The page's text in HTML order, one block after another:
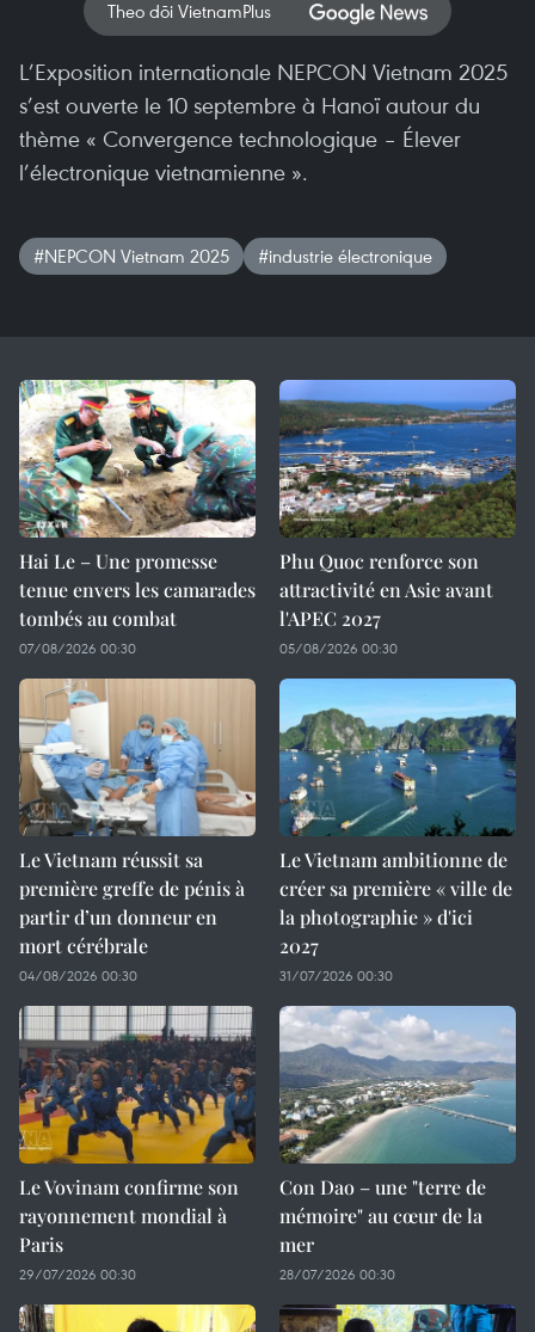
Theo dõi VietnamPlus
L’Exposition internationale NEPCON Vietnam 2025
s’est ouverte le 10 septembre à Hanoï autour du
thème « Convergence technologique – Élever
l’électronique vietnamienne ».
#NEPCON Vietnam 2025 #industrie électronique
Hai Le – Une promesse
tenue envers les camarades
tombés au combat
07/08/2026 00:30
Phu Quoc renforce son
attractivité en Asie avant
l'APEC 2027
05/08/2026 00:30
Le Vietnam réussit sa
première greffe de pénis à
partir d’un donneur en
mort cérébrale
04/08/2026 00:30
Le Vietnam ambitionne de
créer sa première « ville de
la photographie » d'ici
2027
31/07/2026 00:30
Le Vovinam confirme son
rayonnement mondial à
Paris
29/07/2026 00:30
Con Dao – une "terre de
mémoire" au cœur de la
mer
28/07/2026 00:30